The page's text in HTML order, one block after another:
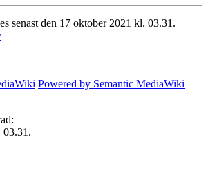
senast den 17 oktober 2021 kl. 03.31.
Powered by Semantic MediaWiki